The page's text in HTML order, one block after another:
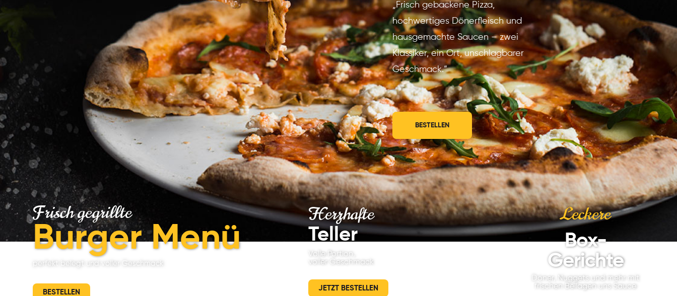
„Frisch gebackene Pizza,
hochwertiges Dönerfleisch und
hausgemachte Saucen – zwei
Klassiker, ein Ort, unschlagbarer
Geschmack.“
BESTELLEN
Frisch gegrillte
Burger Menü
perfekt belegt und voller Geschmack
BESTELLEN
Herzhafte
Teller
Volle Portion,
voller Geschmack
JETZT BESTELLEN
Leckere
Box-
Gerichte
Döner, Nuggets und mehr mit
frischen Beilagen uns Sauce